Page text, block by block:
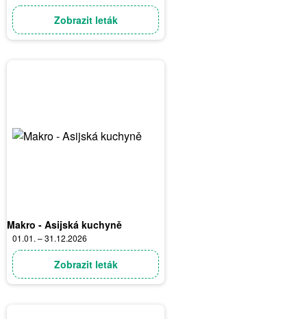
Zobrazit leták
Makro - Asijská kuchyně
01.01. – 31.12.2026
Zobrazit leták